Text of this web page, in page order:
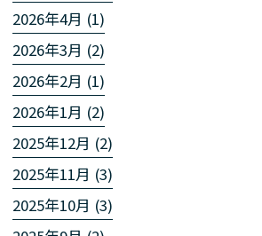
2026年4月 (1)
2026年3月 (2)
2026年2月 (1)
2026年1月 (2)
2025年12月 (2)
2025年11月 (3)
2025年10月 (3)